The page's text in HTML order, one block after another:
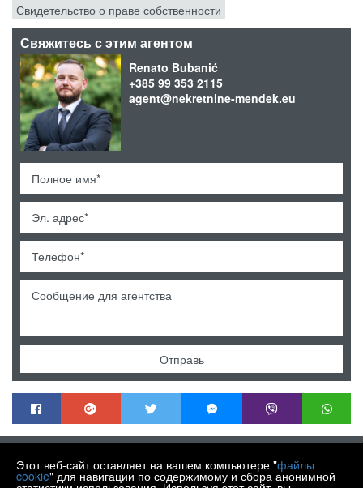
Свидетельство о праве собственности
Свяжитесь с этим агентом
Renato Bubanić
+385 99 353 2115
agent@nekretnine-mendek.eu
Отправь
Trg Matije Gupca 21, Varaždin HR-42000
Этот веб-сайт оставляет на вашем компьютере "файлы
cookie" для навигации по содержимому и сбора анонимной